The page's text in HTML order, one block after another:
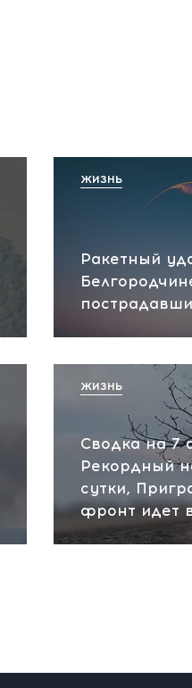
Ракетный
ЖИЗНЬ
Сводка на 7
Рекордный
сутки,
фронт идет
ЖИЗНЬ